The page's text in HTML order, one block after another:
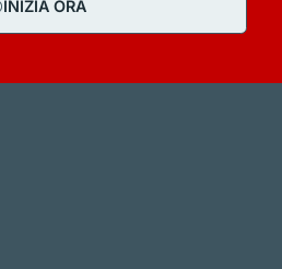
INIZIA ORA